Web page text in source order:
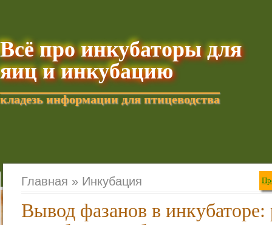
Всё про инкубаторы для
яиц и инкубацию
кладезь информации для птицеводства
Добавить текущую
Главная » Инкубация
Вывод фазанов в